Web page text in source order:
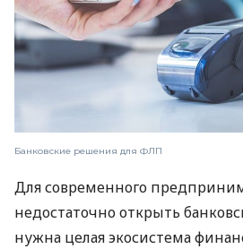
Банковские решения для ФЛП
Для современного
недостаточно открыть
нужна целая экосистема